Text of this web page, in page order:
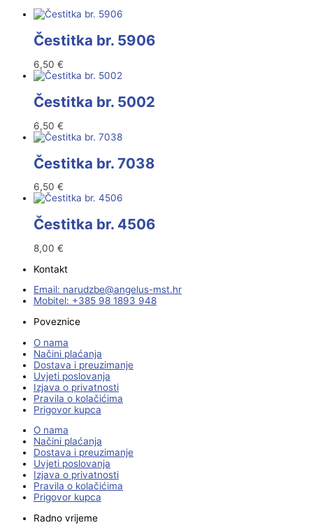
Čestitka br. 5906
6,50 €
Čestitka br. 5002
6,50 €
Čestitka br. 7038
6,50 €
Čestitka br. 4506
8,00 €
Kontakt
Email:
rh.tsm-sulegna
@ebzduran
Mobitel: +385 98 1893 948
Poveznice
O nama
Načini plaćanja
Dostava i preuzimanje
Uvjeti poslovanja
Izjava o privatnosti
Pravila o kolačićima
Prigovor kupca
O nama
Načini plaćanja
Dostava i preuzimanje
Uvjeti poslovanja
Izjava o privatnosti
Pravila o kolačićima
Prigovor kupca
Radno vrijeme